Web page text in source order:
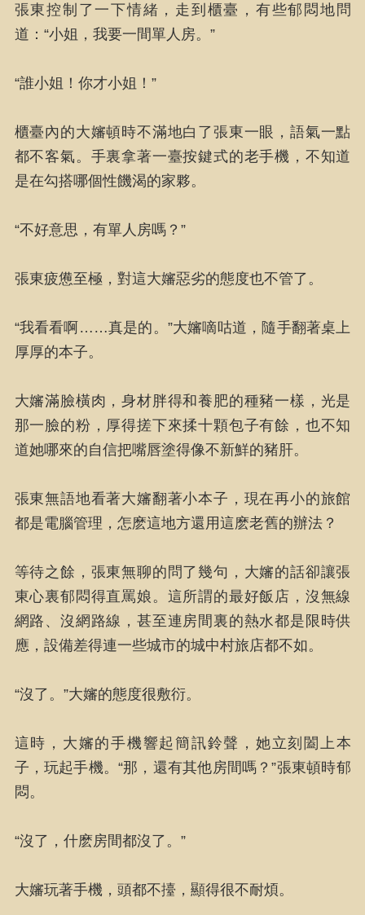
張東控制了一下情緒，走到櫃臺，有些郁悶地問
道：“小姐，我要一間單人房。”
“誰小姐！你才小姐！”
櫃臺內的大嬸頓時不滿地白了張東一眼，語氣一點
都不客氣。手裏拿著一臺按鍵式的老手機，不知道
是在勾搭哪個性饑渴的家夥。
“不好意思，有單人房嗎？”
張東疲憊至極，對這大嬸惡劣的態度也不管了。
“我看看啊……真是的。”大嬸嘀咕道，隨手翻著桌上
厚厚的本子。
大嬸滿臉橫肉，身材胖得和養肥的種豬一樣，光是
那一臉的粉，厚得搓下來揉十顆包子有餘，也不知
道她哪來的自信把嘴唇塗得像不新鮮的豬肝。
張東無語地看著大嬸翻著小本子，現在再小的旅館
都是電腦管理，怎麽這地方還用這麽老舊的辦法？
等待之餘，張東無聊的問了幾句，大嬸的話卻讓張
東心裏郁悶得直罵娘。這所謂的最好飯店，沒無線
網路、沒網路線，甚至連房間裏的熱水都是限時供
應，設備差得連一些城市的城中村旅店都不如。
“沒了。”大嬸的態度很敷衍。
這時，大嬸的手機響起簡訊鈴聲，她立刻闔上本
子，玩起手機。“那，還有其他房間嗎？”張東頓時郁
悶。
“沒了，什麽房間都沒了。”
大嬸玩著手機，頭都不擡，顯得很不耐煩。